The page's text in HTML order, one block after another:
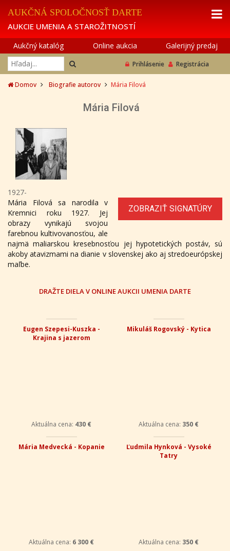
AUKČNÁ SPOLOČNOSŤ DARTE
AUKCIE UMENIA A STAROŽITNOSTÍ
Aukčný katalóg Online aukcia Galerijný predaj
Prihlásenie Registrácia
Domov Biografie autorov Mária Filová
Mária Filová
1927-
ZOBRAZIŤ SIGNATÚRY
Mária Filová sa narodila v
Kremnici roku 1927. Jej
obrazy vynikajú svojou
farebnou kultivovanosťou, ale
najmä maliarskou kresebnosťou jej hypotetických postáv, sú
akoby atavizmami na dianie v slovenskej ako aj stredoeurópskej
maľbe.
DRAŽTE DIELA V ONLINE AUKCII UMENIA DARTE
Eugen Szepesi-Kuszka -
Krajina s jazerom
Aktuálna cena: 430 €
Mikuláš Rogovský - Kytica
Aktuálna cena: 350 €
Mária Medvecká - Kopanie
Aktuálna cena: 6 300 €
Ľudmila Hynková - Vysoké
Tatry
Aktuálna cena: 350 €